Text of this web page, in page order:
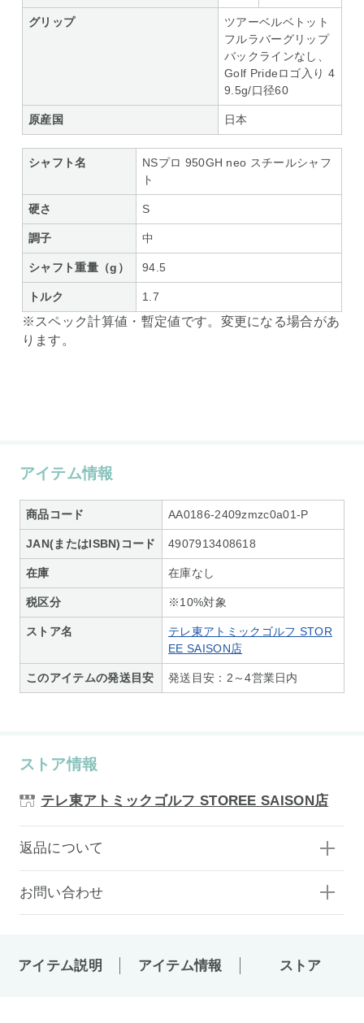
グリップ
ツアーベルベトット
フルラバーグリップ
バックラインなし、
Golf Prideロゴ入り 4
9.5g/口径60
原産国 日本
シャフト名
NSプロ 950GH neo スチールシャフ
ト
硬さ S
調子 中
シャフト重量（g） 94.5
トルク 1.7
※スペック計算値・暫定値です。変更になる場合があ
ります。
アイテム情報
商品コード AA0186-2409zmzc0a01-P
JAN(またはISBN)コード 4907913408618
在庫 在庫なし
税区分 ※10%対象
ストア名
テレ東アトミックゴルフ STOR
EE SAISON店
このアイテムの発送目安 発送目安：2～4営業日内
ストア情報
テレ東アトミックゴルフ STOREE SAISON店
返品について
お問い合わせ
アイテム説明 アイテム情報 ストア